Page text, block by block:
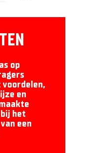
op
voordelen,
en
het
een